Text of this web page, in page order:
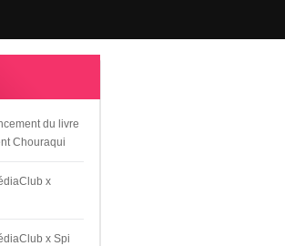
du livre
Chouraqui
x
x Spi